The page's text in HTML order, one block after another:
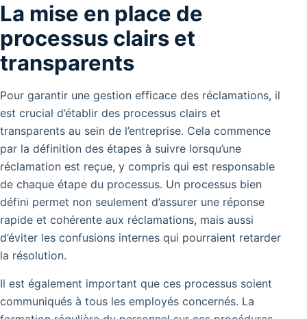
La mise en place de
processus clairs et
transparents
Pour garantir une gestion efficace des réclamations, il
est crucial d’établir des processus clairs et
transparents au sein de l’entreprise. Cela commence
par la définition des étapes à suivre lorsqu’une
réclamation est reçue, y compris qui est responsable
de chaque étape du processus. Un processus bien
défini permet non seulement d’assurer une réponse
rapide et cohérente aux réclamations, mais aussi
d’éviter les confusions internes qui pourraient retarder
la résolution.
Il est également important que ces processus soient
communiqués à tous les employés concernés. La